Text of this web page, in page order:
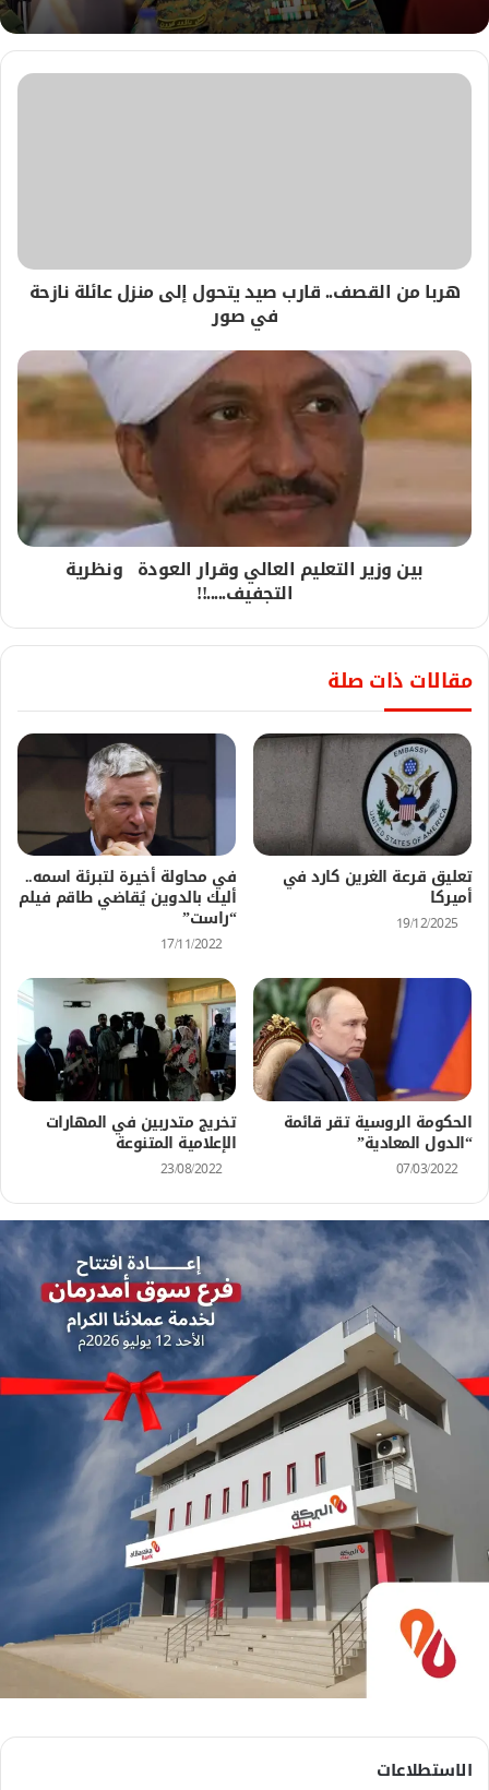
هربا من القصف.. قارب صيد يتحول إلى منزل عائلة نازحة
في صور
بين وزير التعليم العالي وقرار العودة ونظرية
التجفيف.....!!
مقالات ذات صلة
تعليق قرعة الغرين كارد في
أميركا
19/12/2025
في محاولة أخيرة لتبرئة اسمه..
أليك بالدوين يُقاضي طاقم فيلم
“راست”
17/11/2022
الحكومة الروسية تقر قائمة
“الدول المعادية”
07/03/2022
تخريج متدربين في المهارات
الإعلامية المتنوعة
23/08/2022
الاستطلاعات